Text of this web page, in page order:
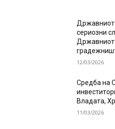
Државниот
сериозни
Државниот
12/03/2026
Средба на
Владата,
11/03/2026